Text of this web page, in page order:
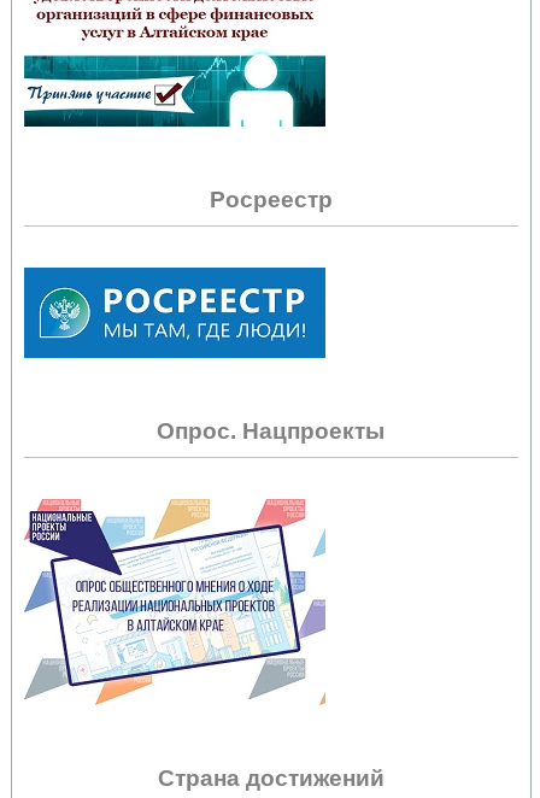
Росреестр
Опрос. Нацпроекты
Страна достижений